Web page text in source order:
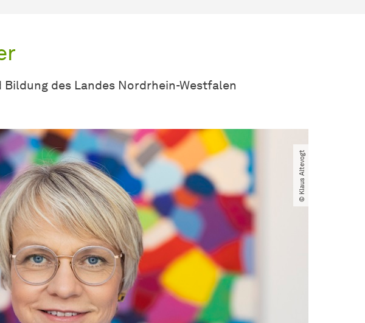
des Landes Nordrhein-Westfalen
© Klaus Altevogt